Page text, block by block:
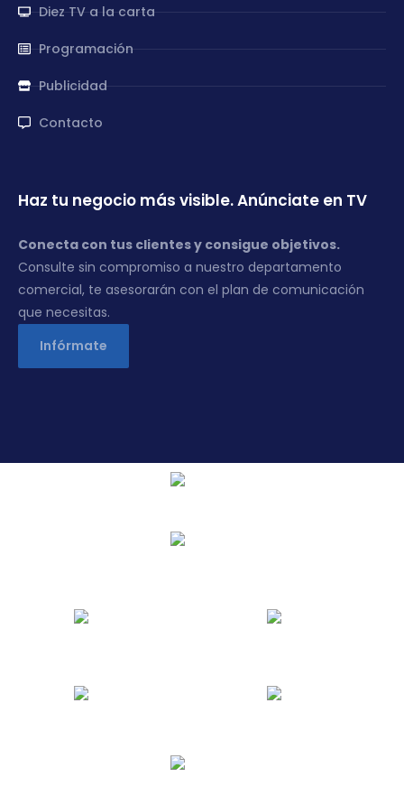
Diez TV a la carta
Programación
Publicidad
Contacto
Haz tu negocio más visible. Anúnciate en TV
Conecta con tus clientes y consigue objetivos.
Consulte sin compromiso a nuestro departamento
comercial, te asesorarán con el plan de comunicación
que necesitas.
Infórmate